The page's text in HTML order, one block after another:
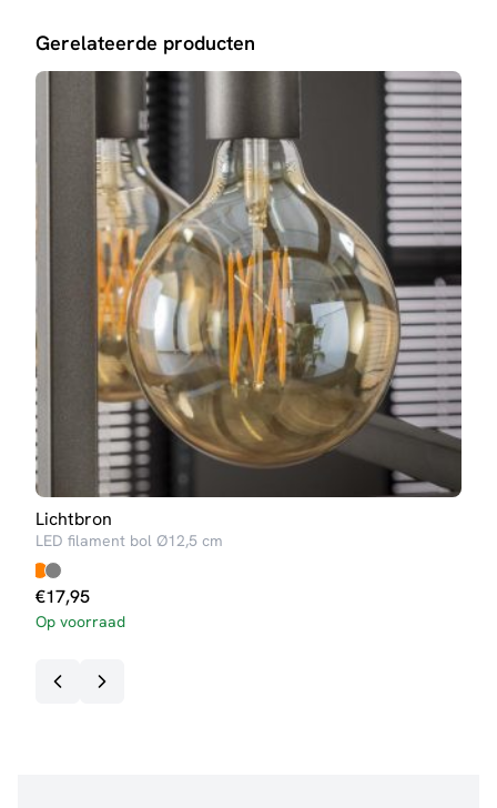
Gerelateerde producten
Lichtbron
LED filament bol Ø12,5 cm
€17,95
Op voorraad